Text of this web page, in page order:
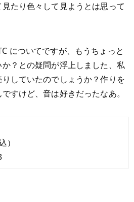
たり色々して見ようとは思って
についてですが、もうちょっと
？との疑問が浮上しました、私
していたのでしょうか？作りを
すけど、音は好きだったなあ。
）